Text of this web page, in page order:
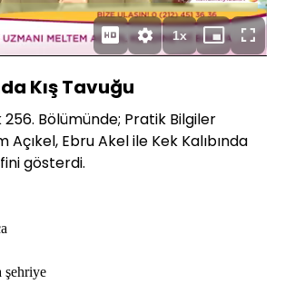
Süre
1xOynatma
Hızı
Mini
oynatıcı
Tam
Ekran
Kış Tavuğu
256. Bölümünde; Pratik Bilgiler
Açıkel, Ebru Akel ile Kek Kalıbında
gösterdi.
şehriye